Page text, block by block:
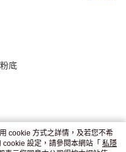
天到店，7天內取。逾期後
底
cookie 方式之詳情，及若您不希
設定，請參閱本網站「 私隱